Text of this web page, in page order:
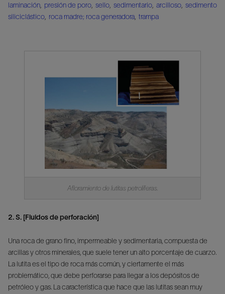
laminación presión de poro sello sedimentario arcilloso sedimento
siliciclástico roca madre; roca generadora trampa
Afloramiento de lutitas petrolíferas.
2. S. [Fluidos de perforación]
Una roca de grano fino, impermeable y sedimentaria, compuesta de
arcillas y otros minerales, que suele tener un alto porcentaje de cuarzo.
La lutita es el tipo de roca más común, y ciertamente el más
problemático, que debe perforarse para llegar a los depósitos de
petróleo y gas. La característica que hace que las lutitas sean muy